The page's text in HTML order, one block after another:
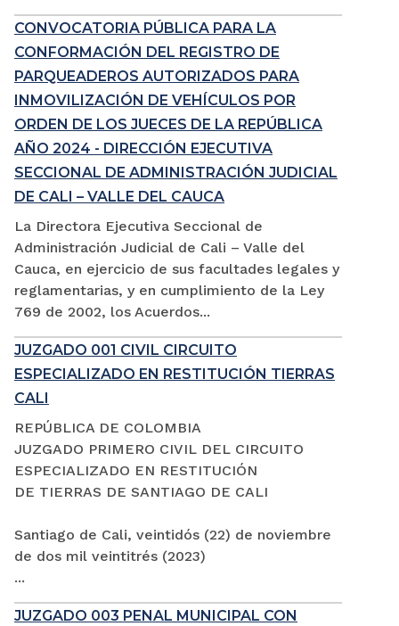
CONVOCATORIA PÚBLICA PARA LA
CONFORMACIÓN DEL REGISTRO DE
PARQUEADEROS AUTORIZADOS PARA
INMOVILIZACIÓN DE VEHÍCULOS POR
ORDEN DE LOS JUECES DE LA REPÚBLICA
AÑO 2024 - DIRECCIÓN EJECUTIVA
SECCIONAL DE ADMINISTRACIÓN JUDICIAL
DE CALI – VALLE DEL CAUCA
La Directora Ejecutiva Seccional de
Administración Judicial de Cali – Valle del
Cauca, en ejercicio de sus facultades legales y
reglamentarias, y en cumplimiento de la Ley
769 de 2002, los Acuerdos...
JUZGADO 001 CIVIL CIRCUITO
ESPECIALIZADO EN RESTITUCIÓN TIERRAS
CALI
REPÚBLICA DE COLOMBIA
JUZGADO PRIMERO CIVIL DEL CIRCUITO
ESPECIALIZADO EN RESTITUCIÓN
DE TIERRAS DE SANTIAGO DE CALI
Santiago de Cali, veintidós (22) de noviembre
de dos mil veintitrés (2023)
...
JUZGADO 003 PENAL MUNICIPAL CON